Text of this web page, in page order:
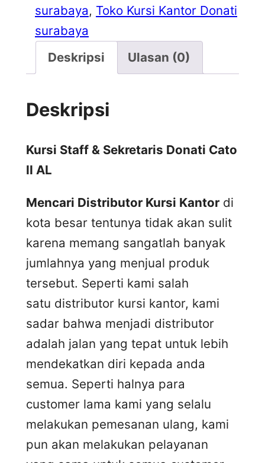
surabaya, Toko Kursi Kantor Donati
surabaya
Deskripsi
Ulasan (0)
Deskripsi
Kursi Staff & Sekretaris Donati Cato
II AL
Mencari Distributor Kursi Kantor di
kota besar tentunya tidak akan sulit
karena memang sangatlah banyak
jumlahnya yang menjual produk
tersebut. Seperti kami salah
satu distributor kursi kantor, kami
sadar bahwa menjadi distributor
adalah jalan yang tepat untuk lebih
mendekatkan diri kepada anda
semua. Seperti halnya para
customer lama kami yang selalu
melakukan pemesanan ulang, kami
pun akan melakukan pelayanan